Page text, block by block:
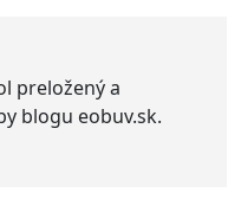
preložený a
blogu eobuv.sk.